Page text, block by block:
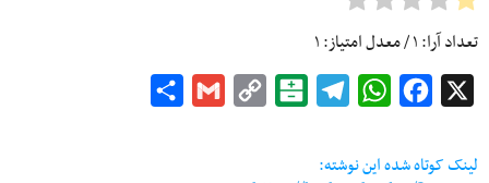
تعداد آرا:۱/ معدل امتیاز:۱
Facebook
WhatsApp
Telegram
Balatarin
Copy
Gmail
لینک کوتاه شده این نوشته: